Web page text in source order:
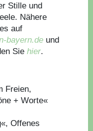
Stille und
Nähere
auf
bayern.de und
Sie hier.
Freien,
+ Worte«
Offenes